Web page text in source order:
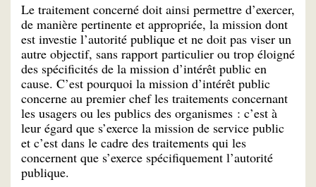
Le traitement concerné doit ainsi permettre d’exercer,
de manière pertinente et appropriée, la mission dont
est investie l’autorité publique et ne doit pas viser un
autre objectif, sans rapport particulier ou trop éloigné
des spécificités de la mission d’intérêt public en
cause. C’est pourquoi la mission d’intérêt public
concerne au premier chef les traitements concernant
les usagers ou les publics des organismes : c’est à
leur égard que s’exerce la mission de service public
et c’est dans le cadre des traitements qui les
concernent que s’exerce spécifiquement l’autorité
publique.